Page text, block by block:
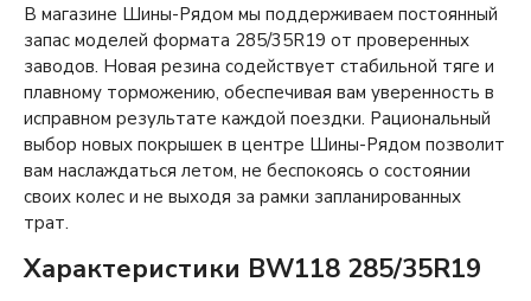
В магазине Шины-Рядом мы поддерживаем постоянный
запас моделей формата 285/35R19 от проверенных
заводов. Новая резина содействует стабильной тяге и
плавному торможению, обеспечивая вам уверенность в
исправном результате каждой поездки. Рациональный
выбор новых покрышек в центре Шины-Рядом позволит
вам наслаждаться летом, не беспокоясь о состоянии
своих колес и не выходя за рамки запланированных
трат.
Характеристики BW118 285/35R19